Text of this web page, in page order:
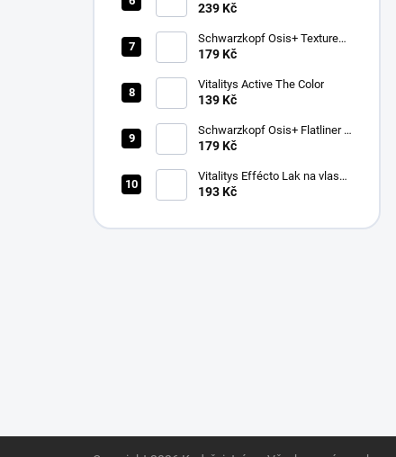
150g
239 Kč
Schwarzkopf Osis+ Texture
Thrill stylingová vláknitá guma
179 Kč
Vitalitys Active The Color
139 Kč
Schwarzkopf Osis+ Flatliner –
silně fixační sérum pro žehlení
179 Kč
Vitalitys Effécto Lak na vlasy
500 ml
193 Kč